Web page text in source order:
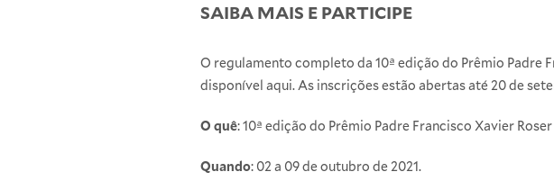
SAIBA MAIS E PARTICIPE
O regulamento completo da 10ª edição do Prêmio Padre
disponível aqui. As inscrições estão abertas até 20 de
O quê: 10ª edição do Prêmio Padre Francisco Xavier
Quando: 02 a 09 de outubro de 2021.